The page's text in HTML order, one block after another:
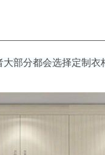
部分都会选择定制